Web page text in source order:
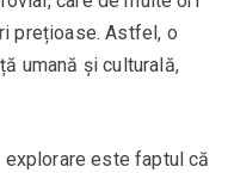
prețioase. Astfel, o
umană și culturală,
explorare este faptul că